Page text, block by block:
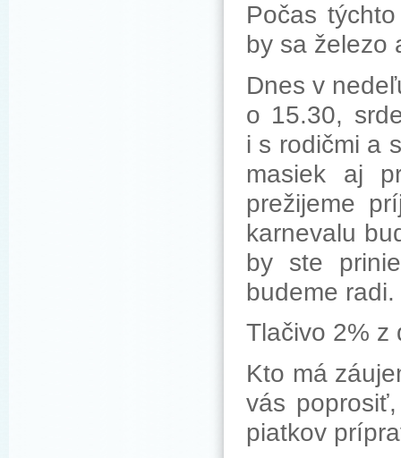
Počas
by sa železo
Dnes v
o 15.30,
i s rodičmi a
masiek aj
prežijeme
karnevalu
by ste
budeme
Tlačivo 2% z
Kto má
vás
piatkov